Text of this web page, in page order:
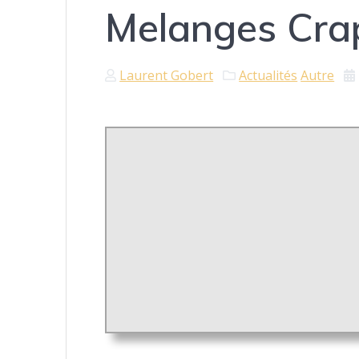
Melanges
Laurent Gobert Actualités Autre